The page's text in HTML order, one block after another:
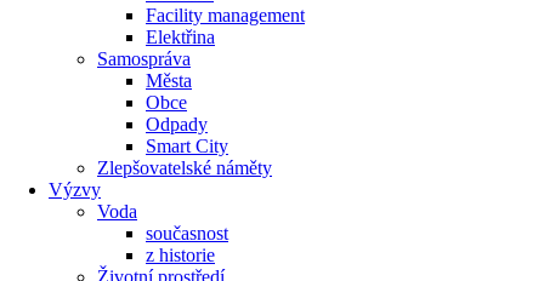
Facility management
Elektřina
Samospráva
Města
Obce
Odpady
Smart City
Zlepšovatelské náměty
Výzvy
Voda
současnost
z historie
Životní prostředí